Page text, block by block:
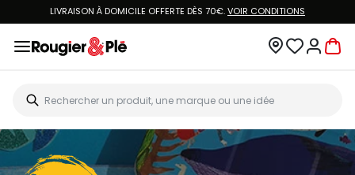
LIVRAISON À DOMICILE OFFERTE DÈS 70€.VOIR CONDITIONS